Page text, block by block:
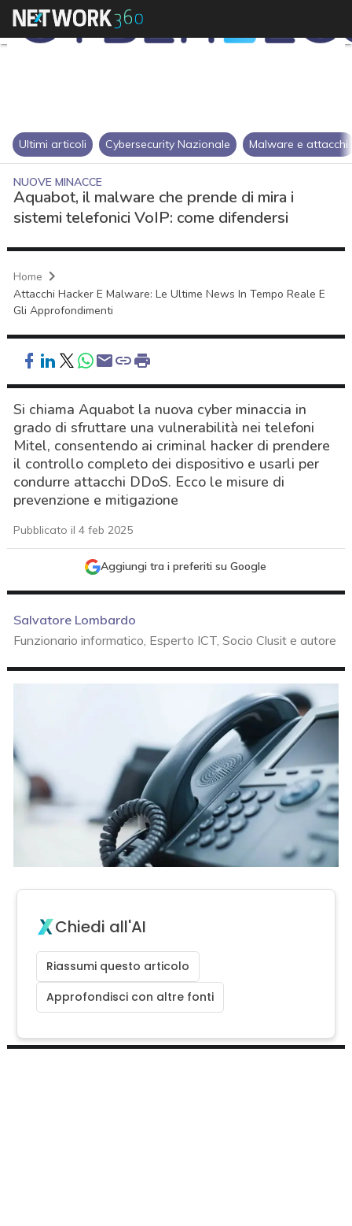
Ultimi articoli Cybersecurity Nazionale Malware e attacchi
NUOVE MINACCE
Aquabot, il malware che prende di mira i
sistemi telefonici VoIP: come difendersi
Home
Attacchi Hacker E Malware: Le Ultime News In Tempo Reale E
Gli Approfondimenti
Si chiama Aquabot la nuova cyber minaccia in
grado di sfruttare una vulnerabilità nei telefoni
Mitel, consentendo ai criminal hacker di prendere
il controllo completo dei dispositivo e usarli per
condurre attacchi DDoS. Ecco le misure di
prevenzione e mitigazione
Pubblicato il 4 feb 2025
Aggiungi tra i preferiti su Google
Salvatore Lombardo
Funzionario informatico, Esperto ICT, Socio Clusit e autore
Chiedi all'AI
Riassumi questo articolo
Approfondisci con altre fonti